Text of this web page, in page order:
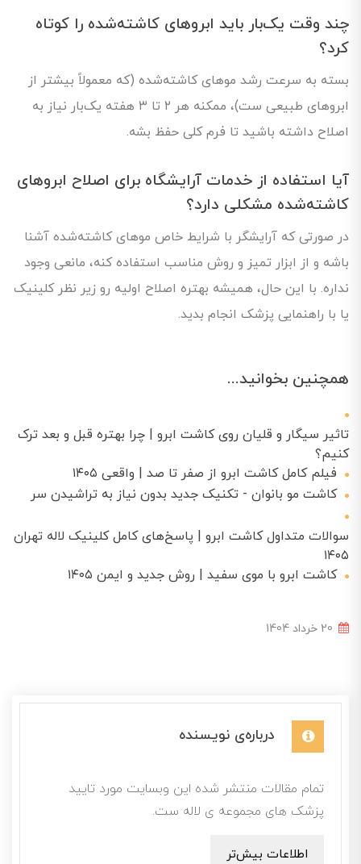
چند وقت یک‌بار باید ابروهای کاشته‌شده را کوتاه
کرد؟
بسته به سرعت رشد موهای کاشته‌شده (که معمولاً بیشتر از
ابروهای طبیعی ست)، ممکنه هر ۲ تا ۳ هفته یک‌بار نیاز به
اصلاح داشته باشید تا فرم کلی حفظ بشه.
آیا استفاده از خدمات آرایشگاه برای اصلاح ابروهای
کاشته‌شده مشکلی دارد؟
در صورتی که آرایشگر با شرایط خاص موهای کاشته‌شده آشنا
باشه و از ابزار تمیز و روش مناسب استفاده کنه، مانعی وجود
نداره. با این حال، همیشه بهتره اصلاح اولیه رو زیر نظر کلینیک
یا با راهنمایی پزشک انجام بدید.
همچنین بخوانید...
تاثیر سیگار و قلیان روی کاشت ابرو | چرا بهتره قبل و بعد ترک
کنیم؟
فیلم کامل کاشت ابرو از صفر تا صد | واقعی ۱۴۰۵
کاشت مو بانوان - تکنیک جدید بدون نیاز به تراشیدن سر
سوالات متداول کاشت ابرو | پاسخ‌های کامل کلینیک لاله تهران
۱۴۰۵
کاشت ابرو با موی سفید | روش جدید و ایمن ۱۴۰۵
درباره‌ی نویسنده
تمام مقالات منتشر شده این وبسایت مورد تایید
پزشک های مجموعه ی لاله ست.
اطلاعات بیش‌تر